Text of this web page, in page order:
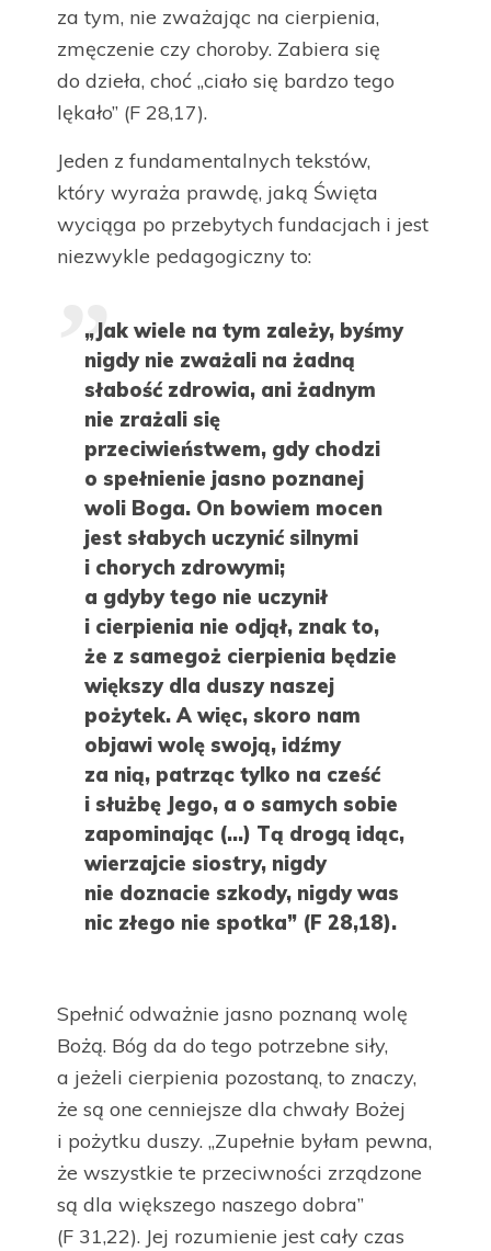
za tym, nie zważając na cierpienia,
zmęczenie czy choroby. Zabiera się
do dzieła, choć „ciało się bardzo tego
lękało” (F 28,17).
Jeden z fundamentalnych tekstów,
który wyraża prawdę, jaką Święta
wyciąga po przebytych fundacjach i jest
niezwykle pedagogiczny to:
„Jak wiele na tym zależy, byśmy
nigdy nie zważali na żadną
słabość zdrowia, ani żadnym
nie zrażali się
przeciwieństwem, gdy chodzi
o spełnienie jasno poznanej
woli Boga. On bowiem mocen
jest słabych uczynić silnymi
i chorych zdrowymi;
a gdyby tego nie uczynił
i cierpienia nie odjął, znak to,
że z samegoż cierpienia będzie
większy dla duszy naszej
pożytek. A więc, skoro nam
objawi wolę swoją, idźmy
za nią, patrząc tylko na cześć
i służbę Jego, a o samych sobie
zapominając (…) Tą drogą idąc,
wierzajcie siostry, nigdy
nie doznacie szkody, nigdy was
nic złego nie spotka” (F 28,18).
Spełnić odważnie jasno poznaną wolę
Bożą. Bóg da do tego potrzebne siły,
a jeżeli cierpienia pozostaną, to znaczy,
że są one cenniejsze dla chwały Bożej
i pożytku duszy. „Zupełnie byłam pewna,
że wszystkie te przeciwności zrządzone
są dla większego naszego dobra”
(F 31,22). Jej rozumienie jest cały czas